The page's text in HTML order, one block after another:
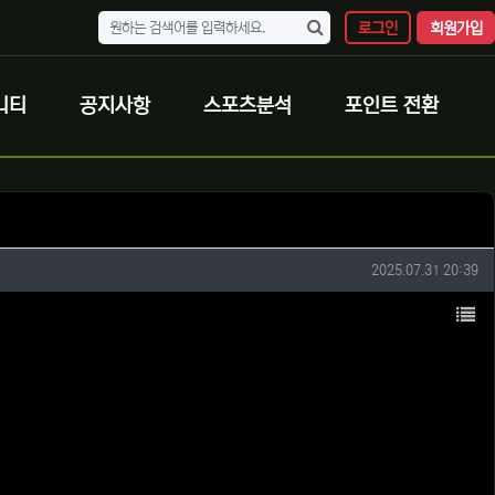
로그인 회원가입
티 공지사항 스포츠분석 포인트 전환
작성일
2025.07.31 20:39
목